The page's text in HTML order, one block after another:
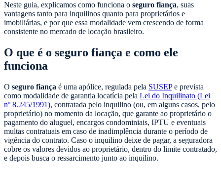
Neste guia, explicamos como funciona o seguro fiança, suas
vantagens tanto para inquilinos quanto para proprietários e
imobiliárias, e por que essa modalidade vem crescendo de forma
consistente no mercado de locação brasileiro.
O que é o seguro fiança e como ele
funciona
O seguro fiança é uma apólice, regulada pela SUSEPe prevista
como modalidade de garantia locatícia pela Lei do Inquilinato (Lei
nº 8.245/1991), contratada pelo inquilino (ou, em alguns casos, pelo
proprietário) no momento da locação, que garante ao proprietário o
pagamento do aluguel, encargos condominiais, IPTU e eventuais
multas contratuais em caso de inadimplência durante o período de
vigência do contrato. Caso o inquilino deixe de pagar, a seguradora
cobre os valores devidos ao proprietário, dentro do limite contratado,
e depois busca o ressarcimento junto ao inquilino.